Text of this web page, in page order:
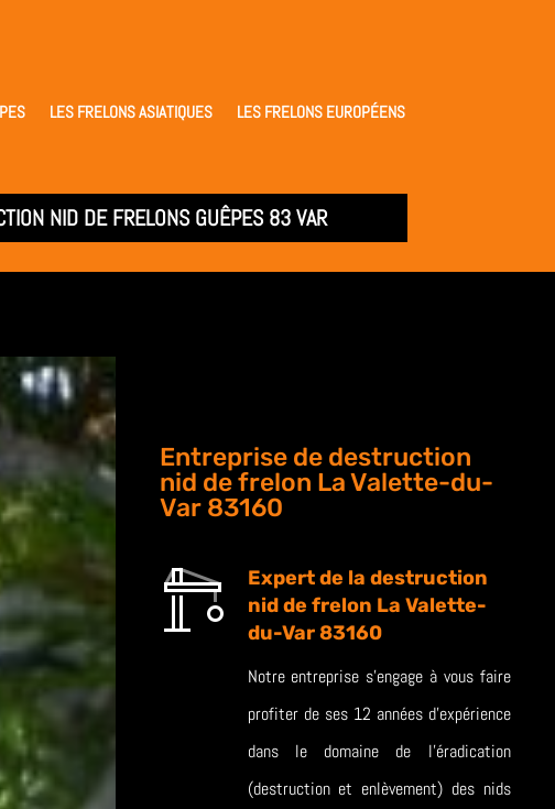
LES FRELONS ASIATIQUES
LES FRELONS EUROPÉENS
NID DE FRELONS GUÊPES 83 VAR
Entreprise de destruction
nid de frelon La Valette-du-
Var 83160
Expert de la destruction
nid de frelon La Valette-
du-Var 83160
Notre entreprise s’engage à vous faire
profiter de ses 12 années d’expérience
dans le domaine de l’éradication
(destruction et enlèvement) des nids